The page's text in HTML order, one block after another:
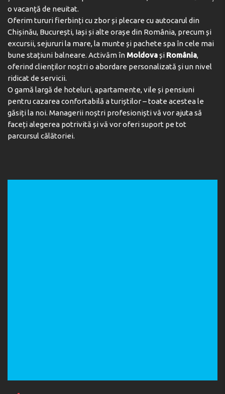
o vacanță de neuitat.
Oferim tururi fierbinți cu zbor și plecare cu autocarul din
Chișinău, București, Iași și alte orașe din România, precum și
excursii, sejururi la mare, la munte și pachete spa în cele mai
bune stațiuni balneare. Activăm în Moldovași România,
oferind clienților noștri o abordare personalizată și un nivel
ridicat de servicii.
O gamă largă de hoteluri, apartamente, vile și pensiuni
pentru cazarea confortabilă a turiștilor – toate acestea le
găsiți la noi. Managerii noștri profesioniști vă vor ajuta să
faceți alegerea potrivită și vă vor oferi suport pe tot
parcursul călătoriei.